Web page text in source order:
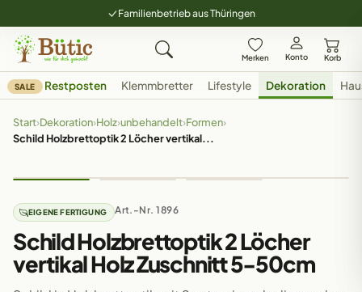
Familienbetrieb aus Thüringen
Merken Konto Korb
SALE Restposten Klemmbretter Lifestyle Dekoration
Start›Dekoration›Holz›unbehandelt›Formen›
Schild Holzbrettoptik 2 Löcher vertikal...
EIGENE FERTIGUNG Art.-Nr. 1896
Schild Holzbrettoptik 2 Löcher
vertikal Holz Zuschnitt 5-50cm